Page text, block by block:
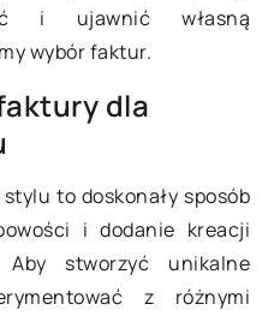
i ujawnić własną
wybór faktur.
dla
to doskonały sposób
i dodanie kreacji
Aby stworzyć unikalne
z różnymi